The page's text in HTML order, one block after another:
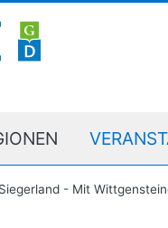
Siegerland - Mit